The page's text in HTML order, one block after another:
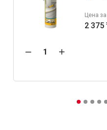
Цена
2 375